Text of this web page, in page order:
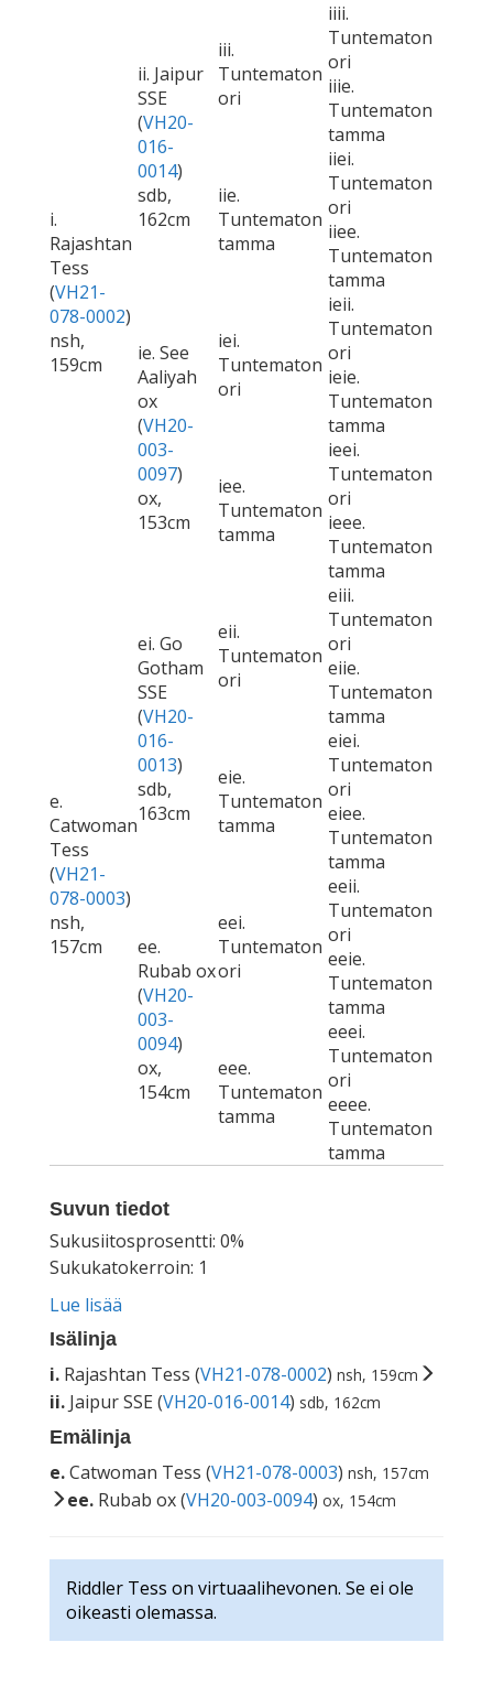
i.
Rajashtan
Tess
(VH21-
078-0002)
nsh,
159cm
ii. Jaipur
SSE
(VH20-
016-
0014)
sdb,
162cm
iii.
Tuntematon
ori
iiii.
Tuntematon
ori
iiie.
Tuntematon
tamma
iie.
Tuntematon
tamma
iiei.
Tuntematon
ori
iiee.
Tuntematon
tamma
ie. See
Aaliyah
ox
(VH20-
003-
0097)
ox,
153cm
iei.
Tuntematon
ori
ieii.
Tuntematon
ori
ieie.
Tuntematon
tamma
iee.
Tuntematon
tamma
ieei.
Tuntematon
ori
ieee.
Tuntematon
tamma
e.
Catwoman
Tess
(VH21-
078-0003)
nsh,
157cm
ei. Go
Gotham
SSE
(VH20-
016-
0013)
sdb,
163cm
eii.
Tuntematon
ori
eiii.
Tuntematon
ori
eiie.
Tuntematon
tamma
eie.
Tuntematon
tamma
eiei.
Tuntematon
ori
eiee.
Tuntematon
tamma
ee.
Rubab ox
(VH20-
003-
0094)
ox,
154cm
eei.
Tuntematon
ori
eeii.
Tuntematon
ori
eeie.
Tuntematon
tamma
eee.
Tuntematon
tamma
eeei.
Tuntematon
ori
eeee.
Tuntematon
tamma
Suvun tiedot
Sukusiitosprosentti: 0%
Sukukatokerroin: 1
Lue lisää
Isälinja
i. Rajashtan Tess (VH21-078-0002) nsh, 159cm
ii. Jaipur SSE (VH20-016-0014) sdb, 162cm
Emälinja
e.Catwoman Tess (VH21-078-0003) nsh, 157cm
ee. Rubab ox (VH20-003-0094) ox, 154cm
Riddler Tess on virtuaalihevonen. Se ei ole
oikeasti olemassa.